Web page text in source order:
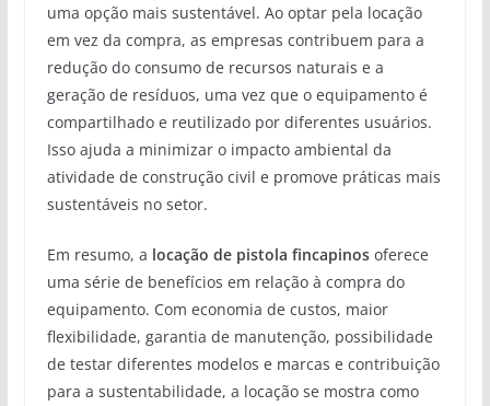
uma opção mais sustentável. Ao optar pela locação
em vez da compra, as empresas contribuem para a
redução do consumo de recursos naturais e a
geração de resíduos, uma vez que o equipamento é
compartilhado e reutilizado por diferentes usuários.
Isso ajuda a minimizar o impacto ambiental da
atividade de construção civil e promove práticas mais
sustentáveis no setor.
Em resumo, a locação de pistola fincapinosoferece
uma série de benefícios em relação à compra do
equipamento. Com economia de custos, maior
flexibilidade, garantia de manutenção, possibilidade
de testar diferentes modelos e marcas e contribuição
para a sustentabilidade, a locação se mostra como